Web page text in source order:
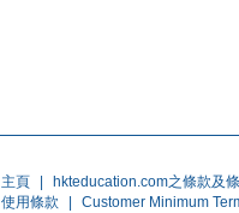
主頁
hkteducation.com之條款及
使用條款
Customer Minimum